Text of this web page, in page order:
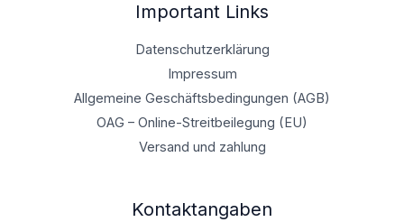
Important Links
Datenschutzerklärung
Impressum
Allgemeine Geschäftsbedingungen (AGB)
OAG – Online-Streitbeilegung (EU)
Versand und zahlung
Kontaktangaben